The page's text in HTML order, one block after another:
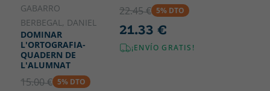
GABARRO
BERBEGAL, DANIEL
DOMINAR
L'ORTOGRAFIA-
QUADERN DE
L'ALUMNAT
15.00 € 5% DTO
22.45 € 5% DTO
21.33 €
¡ENVÍO GRATIS!